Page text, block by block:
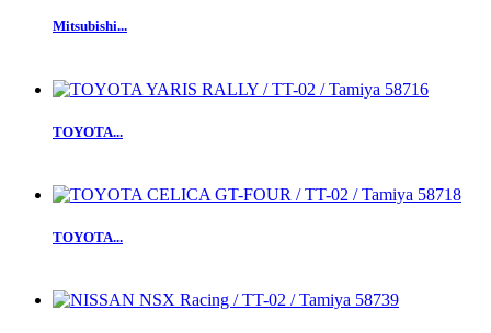
Mitsubishi...
TOYOTA...
TOYOTA...